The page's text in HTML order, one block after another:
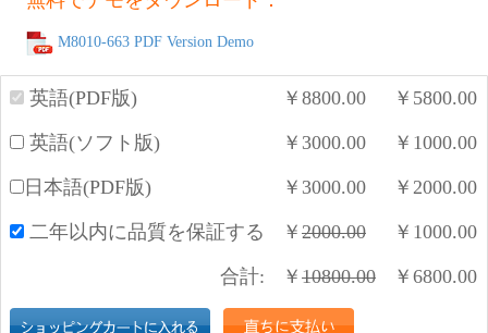
M8010-663 PDF Version Demo
英語(PDF版) ￥ 8800.00 ￥ 5800.00
英語(ソフト版) ￥ 3000.00 ￥ 1000.00
日本語(PDF版) ￥ 3000.00 ￥ 2000.00
二年以内に品質を保証する ￥ 2000.00 ￥ 1000.00
合計: ￥ 10800.00 ￥ 6800.00